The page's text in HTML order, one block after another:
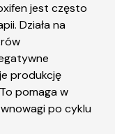
jest często
Działa na
produkcję
pomaga w
po cyklu